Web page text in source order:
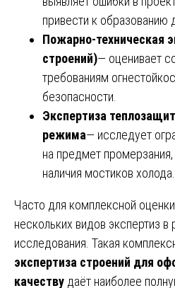
привести к образованию
Пожарно-техническая
строений)— оценивает
требованиям
безопасности.
Экспертиза
режима— исследует
на предмет промерзания,
наличия мостиков холода.
Часто для комплексной
нескольких видов экспертиз в
исследования. Такая
экспертиза строений для
качеству даёт наиболее